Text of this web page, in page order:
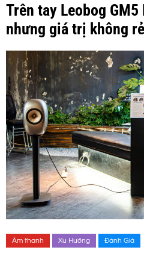
Trên tay Leobog
nhưng giá trị không rẻ
Âm thanh Xu Hướng Đánh Giá